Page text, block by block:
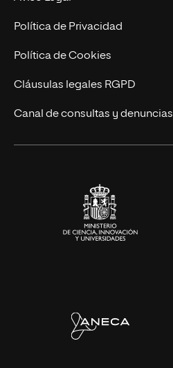
Postgrados
Cursos Universitarios
Trabaja en UNIR
Actualidad
UNIR Revista
Eventos
Política de Privacidad
Política de Cookies
Cláusulas legales RGPD
Canal de consultas y denuncias